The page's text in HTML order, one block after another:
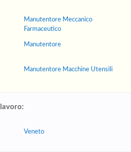
Manutentore Meccanico
Farmaceutico
Manutentore
Manutentore Macchine Utensili
Veneto